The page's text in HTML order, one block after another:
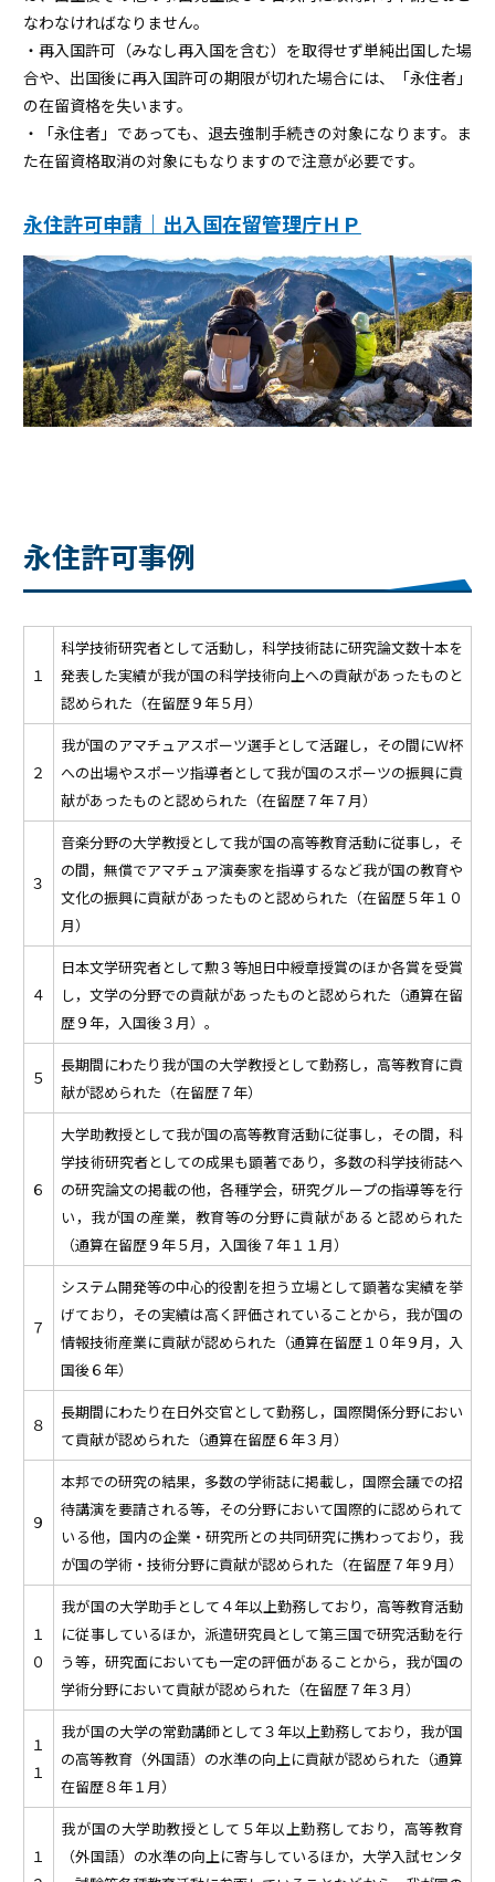
なわなければなりません。
・再入国許可（みなし再入国を含む）を取得せず単純出国した場
合や、出国後に再入国許可の期限が切れた場合には、「永住者」
の在留資格を失います。
・「永住者」であっても、退去強制手続きの対象になります。ま
た在留資格取消の対象にもなりますので注意が必要です。
永住許可申請｜出入国在留管理庁ＨＰ
永住許可事例
１
科学技術研究者として活動し，科学技術誌に研究論文数十本を
発表した実績が我が国の科学技術向上への貢献があったものと
認められた（在留歴９年５月）
２
我が国のアマチュアスポーツ選手として活躍し，その間にＷ杯
への出場やスポーツ指導者として我が国のスポーツの振興に貢
献があったものと認められた（在留歴７年７月）
３
音楽分野の大学教授として我が国の高等教育活動に従事し，そ
の間，無償でアマチュア演奏家を指導するなど我が国の教育や
文化の振興に貢献があったものと認められた（在留歴５年１０
月）
４
日本文学研究者として勲３等旭日中綬章授賞のほか各賞を受賞
し，文学の分野での貢献があったものと認められた（通算在留
歴９年，入国後３月）。
５
長期間にわたり我が国の大学教授として勤務し，高等教育に貢
献が認められた（在留歴７年）
６
大学助教授として我が国の高等教育活動に従事し，その間，科
学技術研究者としての成果も顕著であり，多数の科学技術誌へ
の研究論文の掲載の他，各種学会，研究グループの指導等を行
い，我が国の産業，教育等の分野に貢献があると認められた
（通算在留歴９年５月，入国後７年１１月）
７
システム開発等の中心的役割を担う立場として顕著な実績を挙
げており，その実績は高く評価されていることから，我が国の
情報技術産業に貢献が認められた（通算在留歴１０年９月，入
国後６年）
８
長期間にわたり在日外交官として勤務し，国際関係分野におい
て貢献が認められた（通算在留歴６年３月）
９
本邦での研究の結果，多数の学術誌に掲載し，国際会議での招
待講演を要請される等，その分野において国際的に認められて
いる他，国内の企業・研究所との共同研究に携わっており，我
が国の学術・技術分野に貢献が認められた（在留歴７年９月）
１
０
我が国の大学助手として４年以上勤務しており，高等教育活動
に従事しているほか，派遣研究員として第三国で研究活動を行
う等，研究面においても一定の評価があることから，我が国の
学術分野において貢献が認められた（在留歴７年３月）
１
１
我が国の大学の常勤講師として３年以上勤務しており，我が国
の高等教育（外国語）の水準の向上に貢献が認められた（通算
在留歴８年１月）
１
我が国の大学助教授として５年以上勤務しており，高等教育
（外国語）の水準の向上に寄与しているほか，大学入試センタ